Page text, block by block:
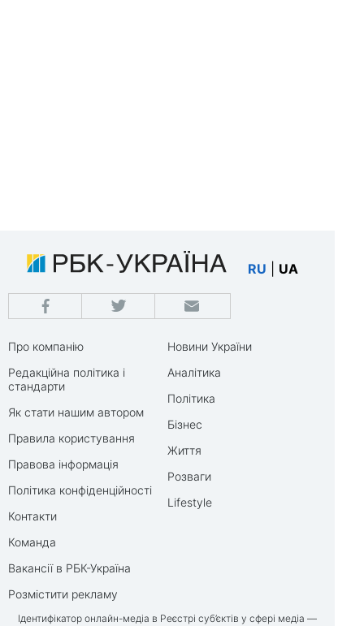
RU UA
Про компанію
Редакційна політика і
стандарти
Як стати нашим автором
Правила користування
Правова інформація
Політика конфіденційності
Контакти
Команда
Вакансії в РБК-Україна
Розмістити рекламу
Новини України
Аналітика
Політика
Бізнес
Життя
Розваги
Lifestyle
Ідентифікатор онлайн-медіа в Реєстрі суб’єктів у сфері медіа —